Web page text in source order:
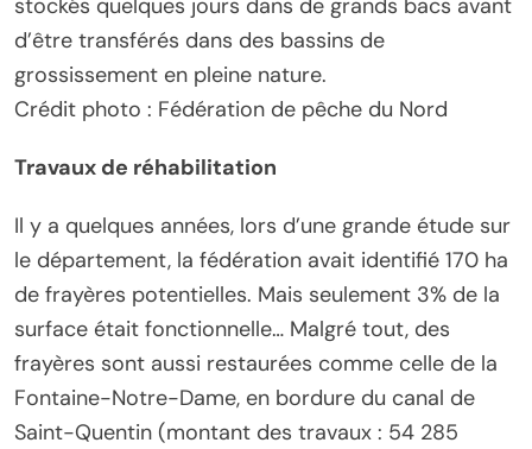
stockés quelques jours dans de grands bacs avant
d’être transférés dans des bassins de
grossissement en pleine nature.
Crédit photo : Fédération de pêche du Nord
Travaux de réhabilitation
Il y a quelques années, lors d’une grande étude sur
le département, la fédération avait identifié 170 ha
de frayères potentielles. Mais seulement 3% de la
surface était fonctionnelle… Malgré tout, des
frayères sont aussi restaurées comme celle de la
Fontaine-Notre-Dame, en bordure du canal de
Saint-Quentin (montant des travaux : 54 285